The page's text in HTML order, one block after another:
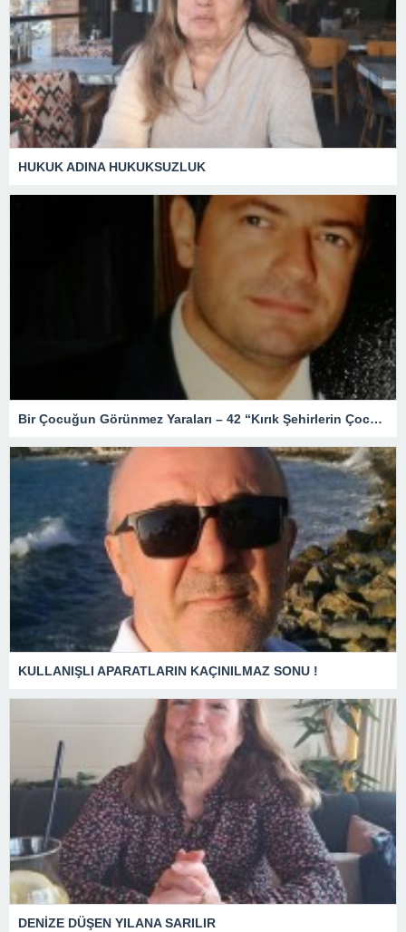
HUKUK ADINA HUKUKSUZLUK
Bir Çocuğun Görünmez Yaraları – 42 “Kırık Şehirlerin Çocukları”
KULLANIŞLI APARATLARIN KAÇINILMAZ SONU !
DENİZE DÜŞEN YILANA SARILIR